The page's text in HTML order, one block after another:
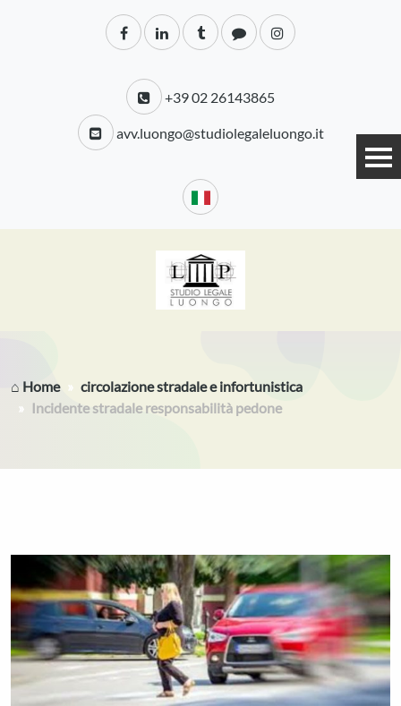
+39 02 26143865
avv.luongo@studiolegaleluongo.it
⌂ Home
circolazione stradale e infortunistica
Incidente stradale responsabilità pedone